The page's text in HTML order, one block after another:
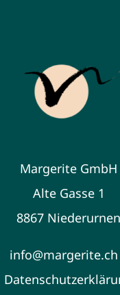
Margerite GmbH
Alte Gasse 1
8867 Niederurnen
info@margerite.ch